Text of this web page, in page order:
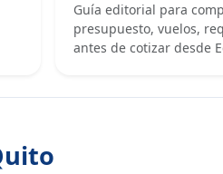
Guía editorial para
presupuesto, vuelos,
antes de cotizar desde